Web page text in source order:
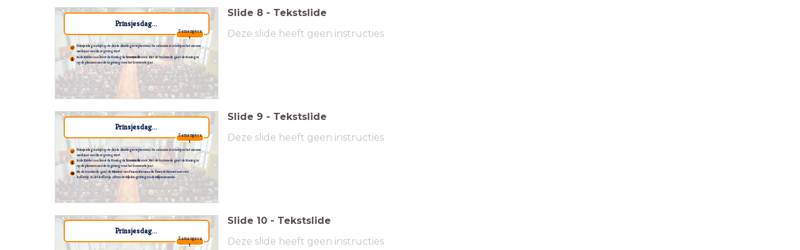
Prinsjesdag...
Samengeva
t
Prinsjesdag is altijd op de derde dinsdag in september. De vakantie is voorbij en het nieuwe
werkjaar van de regering start.
In de Ridderzaal leest de Koning detroonredevoor.Met de troonrede gaat de Koning in
op de plannen van de regering voor het komende jaar.
Slide 8 - Tekstslide
Deze slide heeft geen instructies
Prinsjesdag...
Samengeva
t
In de Ridderzaal leest de Koning detroonredevoor.Met de troonrede gaat de Koning in
op de plannen van de regering voor het komende jaar.
Prinsjesdag is altijd op de derde dinsdag in september. De vakantie is voorbij en het nieuwe
werkjaar van de regering start.
Na de troonrede gaat de Minister van Financiën naar de Tweede Kamer met een
koffertje.In dat koffertje zitten de Rijksbegroting en de Miljoenennota.
Slide 9 - Tekstslide
Deze slide heeft geen instructies
Prinsjesdag...
Samengeva
t
Slide 10 - Tekstslide
Deze slide heeft geen instructies